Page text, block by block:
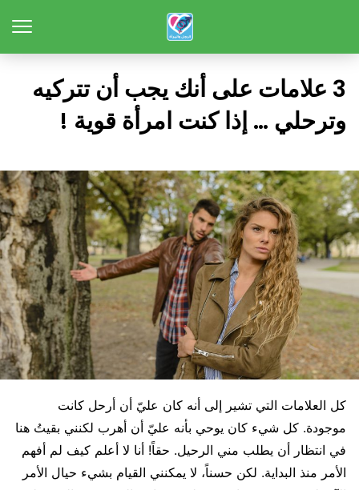
3 علامات على أنك يجب أن تتركيه
وترحلي … إذا كنت امرأة قوية !
كل العلامات التي تشير إلى أنه كان عليّ أن أرحل كانت
موجودة. كل شيء كان يوحي بأنه عليّ أن أهرب لكنني بقيتُ هنا
في انتظار أن يطلب مني الرحيل. حقاً! أنا لا أعلم كيف لم أفهم
الأمر منذ البداية. لكن حسناً، لا يمكنني القيام بشيء حيال الأمر